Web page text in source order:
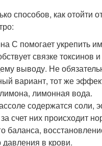
способов, как отойти
С помогает укрепить
связке токсинов и
выводу. Не
вариант, тот же
лимонная вода.
содержатся соли,
счет них происходит
баланса,
давления в крови.